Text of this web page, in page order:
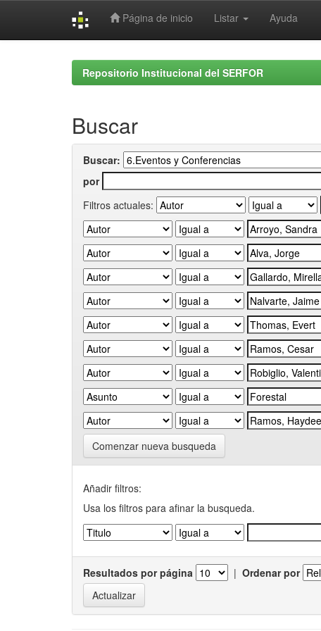
Página de inicio Listar Ayuda
Repositorio Institucional del SERFOR
Buscar
Buscar:
por
Filtros actuales:
Comenzar nueva busqueda
Añadir filtros:
Usa los filtros para afinar la busqueda.
Resultados por página | Ordenar por